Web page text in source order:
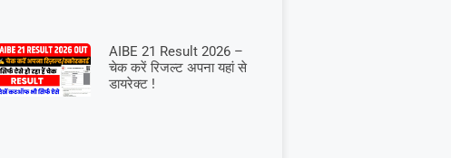
AIBE 21 Result 2026 –
चेक करें रिजल्ट अपना यहां से
डायरेक्ट !